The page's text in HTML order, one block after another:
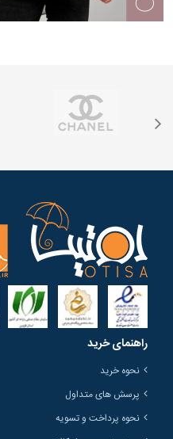
راهنمای خرید
نحوه خرید
پرسش های متداول
نحوه پرداخت و تسویه